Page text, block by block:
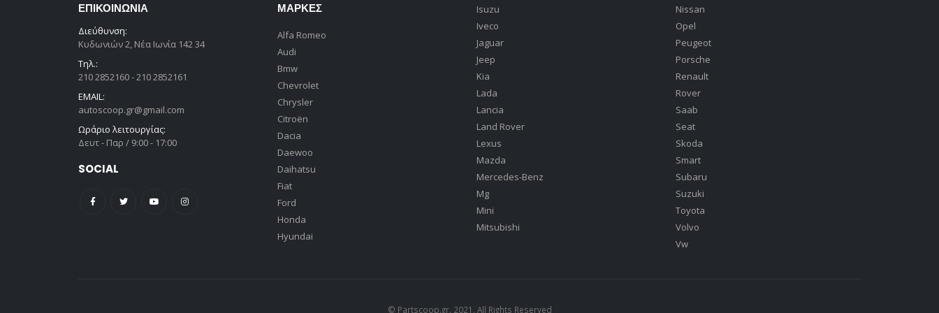
ΕΠΙΚΟΙΝΩΝΊΑ
Διεύθυνση:
Κυδωνιών 2, Νέα Ιωνία 142 34
Τηλ.:
210 2852160 - 210 2852161
EMAIL:
autoscoop.gr@gmail.com
Ωράριο λειτουργίας:
Δευτ - Παρ / 9:00 - 17:00
SOCIAL
ΜΆΡΚΕΣ
Alfa Romeo
Audi
Bmw
Chevrolet
Chrysler
Citroën
Dacia
Daewoo
Daihatsu
Fiat
Ford
Honda
Hyundai
Isuzu
Iveco
Jaguar
Jeep
Kia
Lada
Lancia
Land Rover
Lexus
Mazda
Mercedes-Benz
Mg
Mini
Mitsubishi
Nissan
Opel
Peugeot
Porsche
Renault
Rover
Saab
Seat
Skoda
Smart
Subaru
Suzuki
Toyota
Volvo
Vw
© Partscoop.gr. 2021. All Rights Reserved